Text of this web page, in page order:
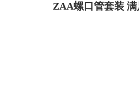
ZAA螺口管套装